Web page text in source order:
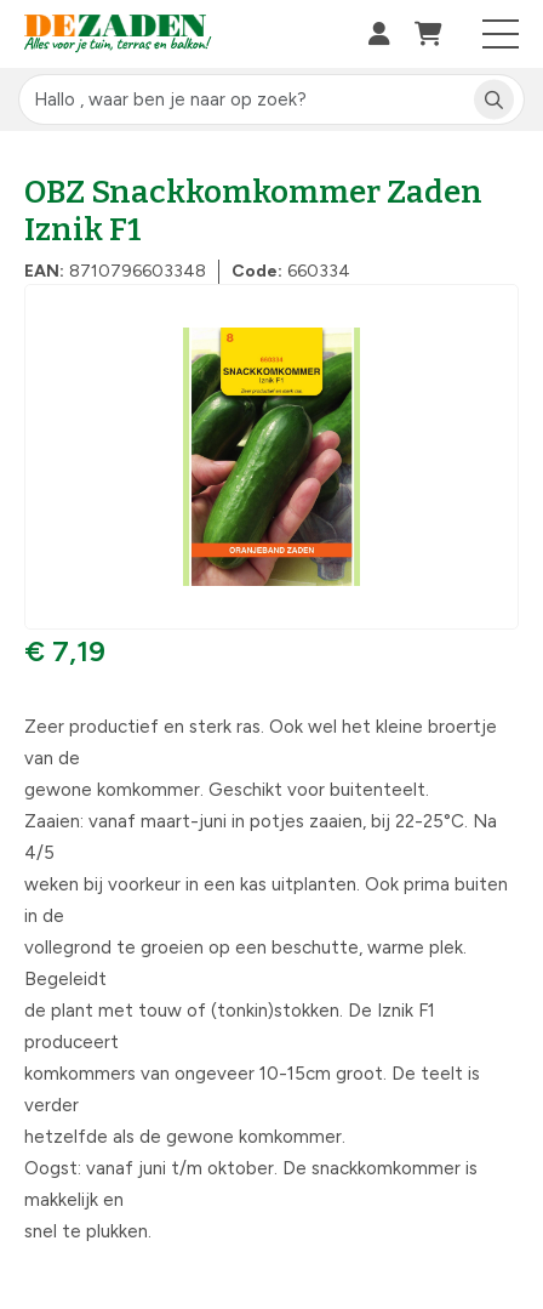
OBZ Snackkomkommer Zaden
Iznik F1
EAN: 8710796603348 Code: 660334
€ 7,19
Zeer productief en sterk ras. Ook wel het kleine broertje
van de
gewone komkommer. Geschikt voor buitenteelt.
Zaaien: vanaf maart-juni in potjes zaaien, bij 22-25°C. Na
4/5
weken bij voorkeur in een kas uitplanten. Ook prima buiten
in de
vollegrond te groeien op een beschutte, warme plek.
Begeleidt
de plant met touw of (tonkin)stokken. De Iznik F1
produceert
komkommers van ongeveer 10-15cm groot. De teelt is
verder
hetzelfde als de gewone komkommer.
Oogst: vanaf juni t/m oktober. De snackkomkommer is
makkelijk en
snel te plukken.